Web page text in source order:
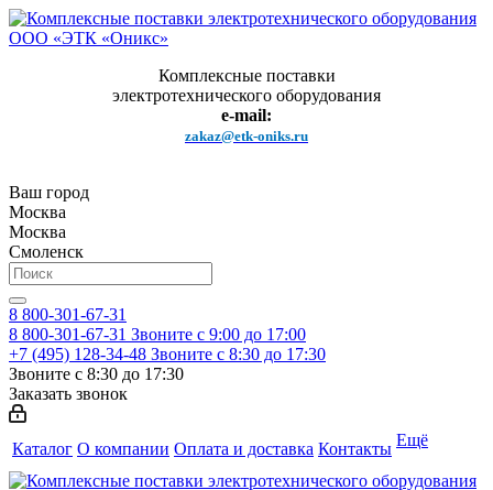
Комплексные поставки
электротехнического оборудования
e-mail:
zakaz@etk-oniks.ru
Ваш город
Москва
Москва
Смоленск
8 800-301-67-31
8 800-301-67-31 Звоните с 9:00 до 17:00
+7 (495) 128-34-48 Звоните с 8:30 до 17:30
Звоните с 8:30 до 17:30
Заказать звонок
Каталог О компании Оплата и доставка Контакты Ещё